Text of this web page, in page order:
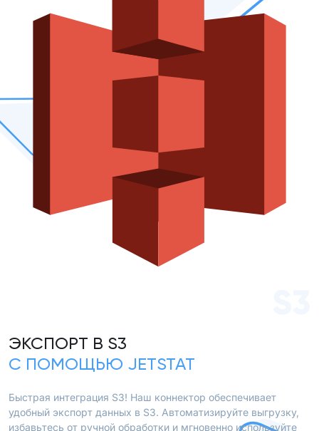
ЭКСПОРТ В S3
С ПОМОЩЬЮ JETSTAT
Быстрая интеграция S3! Наш коннектор обеспечивает
удобный экспорт данных в S3. Автоматизируйте выгрузку,
избавьтесь от ручной обработки и мгновенно используйте